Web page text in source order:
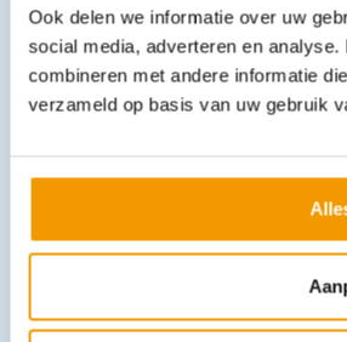
Ook delen we informatie over uw
social media, adverteren en
combineren met andere informatie
verzameld op basis van uw gebruik
Leverbaar
999 excl. btw